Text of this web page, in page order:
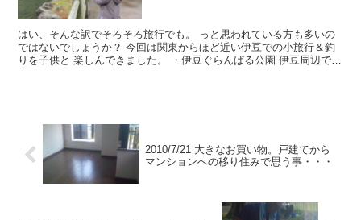
はい、そんな訳でそろそろ旅行でも。 っと思われている方も多いの
ではないでしょうか？ 今回は関東からほど近い伊豆での小旅行＆釣
りを子供と 楽しんできました。 ・伊豆ぐらんぱる公園 伊豆周辺で小
2010/7/21 大きなお買い物。戸建てから
マンションへの移り住みで思う事・・・